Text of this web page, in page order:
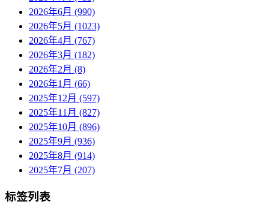
2026年6月 (990)
2026年5月 (1023)
2026年4月 (767)
2026年3月 (182)
2026年2月 (8)
2026年1月 (66)
2025年12月 (597)
2025年11月 (827)
2025年10月 (896)
2025年9月 (936)
2025年8月 (914)
2025年7月 (207)
标签列表